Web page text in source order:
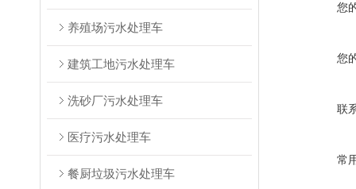
养殖场污水处理车
建筑工地污水处理车
洗砂厂污水处理车
医疗污水处理车
餐厨垃圾污水处理车
您
您
联
常